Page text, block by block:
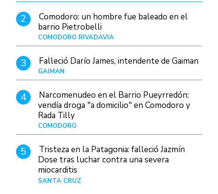
2
Comodoro: un hombre fue baleado en el
barrio Pietrobelli
COMODORO RIVADAVIA
3 Falleció Darío James, intendente de Gaiman
GAIMAN
4
Narcomenudeo en el Barrio Pueyrredón:
vendía droga "a domicilio" en Comodoro y
Rada Tilly
COMODORO
5
Tristeza en la Patagonia: falleció Jazmín
Dose tras luchar contra una severa
miocarditis
SANTA CRUZ